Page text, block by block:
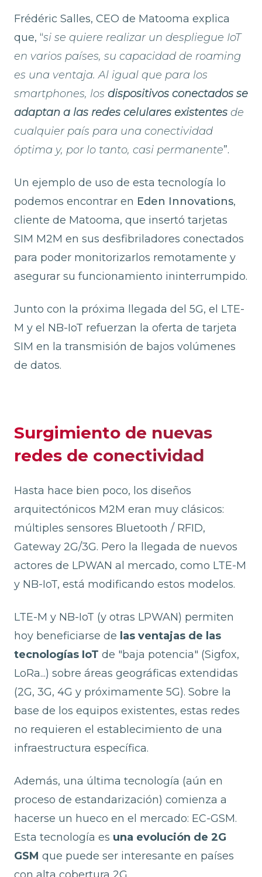
Frédéric Salles, CEO de Matooma explica
que, “si se quiere realizar un despliegue IoT
en varios países, su capacidad de roaming
es una ventaja. Al igual que para los
smartphones, los dispositivos conectados se
adaptan a las redes celulares existentes de
cualquier país para una conectividad
óptima y, por lo tanto, casi permanente”.
Un ejemplo de uso de esta tecnología lo
podemos encontrar en Eden Innovations,
cliente de Matooma, que insertó tarjetas
SIM M2M en sus desfibriladores conectados
para poder monitorizarlos remotamente y
asegurar su funcionamiento ininterrumpido.
Junto con la próxima llegada del 5G, el LTE-
M y el NB-IoT refuerzan la oferta de tarjeta
SIM en la transmisión de bajos volúmenes
de datos.
Surgimiento de nuevas
redes de conectividad
Hasta hace bien poco, los diseños
arquitectónicos M2M eran muy clásicos:
múltiples sensores Bluetooth / RFID,
Gateway 2G/3G. Pero la llegada de nuevos
actores de LPWAN al mercado, como LTE-M
y NB-IoT, está modificando estos modelos.
LTE-M y NB-IoT (y otras LPWAN) permiten
hoy beneficiarse de las ventajas de las
tecnologías IoT de "baja potencia" (Sigfox,
LoRa...) sobre áreas geográficas extendidas
(2G, 3G, 4G y próximamente 5G). Sobre la
base de los equipos existentes, estas redes
no requieren el establecimiento de una
infraestructura específica.
Además, una última tecnología (aún en
proceso de estandarización) comienza a
hacerse un hueco en el mercado: EC-GSM.
Esta tecnología es una evolución de 2G
GSM que puede ser interesante en países